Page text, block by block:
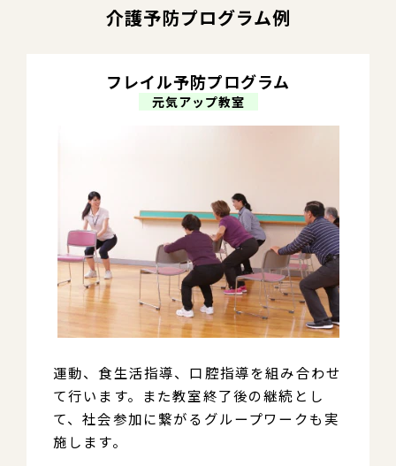
介護予防プログラム例
フレイル予防プログラム
元気アップ教室
運動、食生活指導、口腔指導を組み合わせ
て行います。また教室終了後の継続とし
て、社会参加に繋がるグループワークも実
施します。